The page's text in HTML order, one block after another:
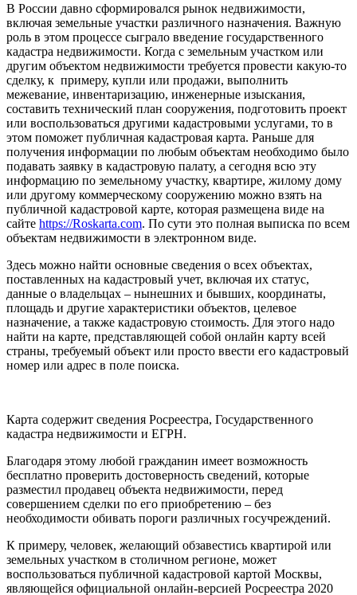
В России давно сформировался рынок недвижимости,
включая земельные участки различного назначения. Важную
роль в этом процессе сыграло введение государственного
кадастра недвижимости. Когда с земельным участком или
другим объектом недвижимости требуется провести какую-то
сделку, к примеру, купли или продажи, выполнить
межевание, инвентаризацию, инженерные изыскания,
составить технический план сооружения, подготовить проект
или воспользоваться другими кадастровыми услугами, то в
этом поможет публичная кадастровая карта. Раньше для
получения информации по любым объектам необходимо было
подавать заявку в кадастровую палату, а сегодня всю эту
информацию по земельному участку, квартире, жилому дому
или другому коммерческому сооружению можно взять на
публичной кадастровой карте, которая размещена виде на
сайте https://Roskarta.com. По сути это полная выписка по всем
объектам недвижимости в электронном виде.
Здесь можно найти основные сведения о всех объектах,
поставленных на кадастровый учет, включая их статус,
данные о владельцах – нынешних и бывших, координаты,
площадь и другие характеристики объектов, целевое
назначение, а также кадастровую стоимость. Для этого надо
найти на карте, представляющей собой онлайн карту всей
страны, требуемый объект или просто ввести его кадастровый
номер или адрес в поле поиска.
Карта содержит сведения Росреестра, Государственного
кадастра недвижимости и ЕГРН.
Благодаря этому любой гражданин имеет возможность
бесплатно проверить достоверность сведений, которые
разместил продавец объекта недвижимости, перед
совершением сделки по его приобретению – без
необходимости обивать пороги различных госучреждений.
К примеру, человек, желающий обзавестись квартирой или
земельных участком в столичном регионе, может
воспользоваться публичной кадастровой картой Москвы,
являющейся официальной онлайн-версией Росреестра 2020